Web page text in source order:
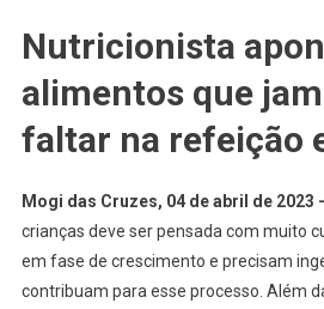
Nutricionista
alimentos que
faltar na refeição
Mogi das Cruzes, 04 de abril de 2023
crianças deve ser pensada com muito
em fase de crescimento e precisam
contribuam para esse processo. Além